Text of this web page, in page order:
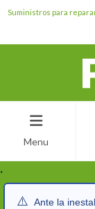
Suministros para
Menu
.
⚠️ Ante la